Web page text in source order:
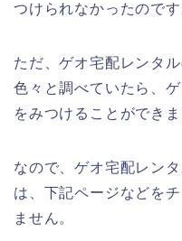
つけられなかったのです
ただ、ゲオ宅配レンタ
色々と調べていたら、
をみつけることができ
なので、ゲオ宅配レン
は、下記ページなどを
ません。